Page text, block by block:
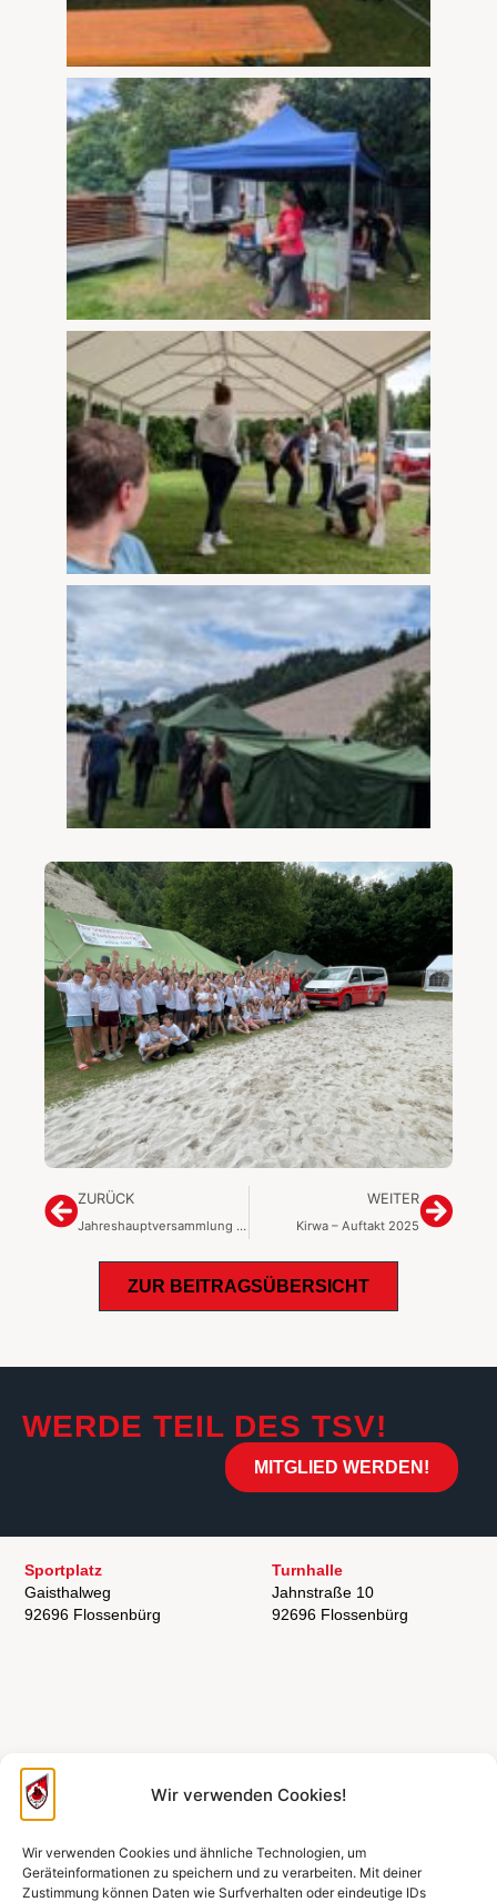
Wir verwenden Cookies!
Wir verwenden Cookies und ähnliche Technologien, um
Geräteinformationen zu speichern und zu verarbeiten. Mit deiner
Zustimmung können Daten wie Surfverhalten oder eindeutige IDs
ZURÜCK
Jahreshauptversammlung mit Neuwahl 2025
WEITER
Kirwa – Auftakt 2025
ZUR BEITRAGSÜBERSICHT
WERDE TEIL DES TSV!
MITGLIED WERDEN!
Turnhalle
Jahnstraße 10
92696 Flossenbürg
Sportplatz
Gaisthalweg
92696 Flossenbürg